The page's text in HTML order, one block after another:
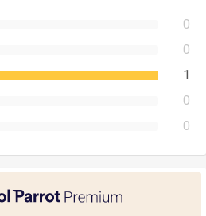
0
0
1
0
0